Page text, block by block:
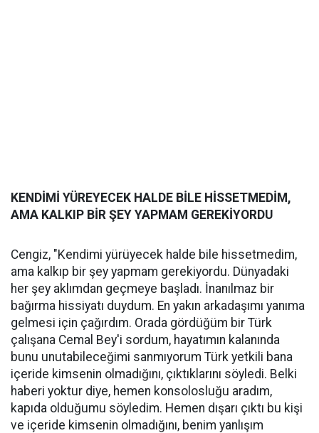
KENDİMİ YÜREYECEK HALDE BİLE HİSSETMEDİM,
AMA KALKIP BİR ŞEY YAPMAM GEREKİYORDU
Cengiz, "Kendimi yürüyecek halde bile hissetmedim,
ama kalkıp bir şey yapmam gerekiyordu. Dünyadaki
her şey aklımdan geçmeye başladı. İnanılmaz bir
bağırma hissiyatı duydum. En yakın arkadaşımı yanıma
gelmesi için çağırdım. Orada gördüğüm bir Türk
çalışana Cemal Bey'i sordum, hayatımın kalanında
bunu unutabileceğimi sanmıyorum Türk yetkili bana
içeride kimsenin olmadığını, çıktıklarını söyledi. Belki
haberi yoktur diye, hemen konsolosluğu aradım,
kapıda olduğumu söyledim. Hemen dışarı çıktı bu kişi
ve içeride kimsenin olmadığını, benim yanlışım